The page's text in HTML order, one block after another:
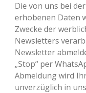
Die von uns bei
erhobenen Daten
Zwecke der
Newsletters
Newsletter
„Stop“ per
Abmeldung wird
unverzüglich in